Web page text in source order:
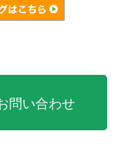
問い合わせ